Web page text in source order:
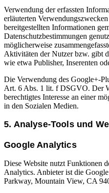
Verwendung der erfassten
erläuterten
bereitgestellten Informationen
Datenschutzbestimmungen
möglicherweise
Aktivitäten der Nutzer bzw. gibt
wie etwa Publisher, Inserenten
Die Verwendung des Google+-
Art. 6 Abs. 1 lit. f DSGVO. Der
berechtigtes Interesse an einer
in den Sozialen Medien.
5. Analyse-Tools und
Google Analytics
Diese Website nutzt Funktionen
Analytics. Anbieter ist die
Parkway, Mountain View, CA